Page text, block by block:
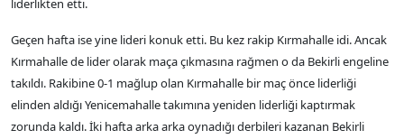
liderlikten etti.
Geçen hafta ise yine lideri konuk etti. Bu kez rakip Kırmahalle idi. Ancak
Kırmahalle de lider olarak maça çıkmasına rağmen o da Bekirli engeline
takıldı. Rakibine 0-1 mağlup olan Kırmahalle bir maç önce liderliği
elinden aldığı Yenicemahalle takımına yeniden liderliği kaptırmak
zorunda kaldı. İki hafta arka arka oynadığı derbileri kazanan Bekirli